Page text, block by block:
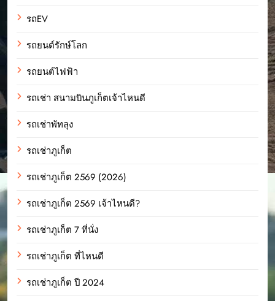
รถEV
รถยนต์รักษ์โลก
รถยนต์ไฟฟ้า
รถเช่า สนามบินภูเก็ตเจ้าไหนดี
รถเช่าพัทลุง
รถเช่าภูเก็ต
รถเช่าภูเก็ต 2569 (2026)
รถเช่าภูเก็ต 2569 เจ้าไหนดี?
รถเช่าภูเก็ต 7 ที่นั่ง
รถเช่าภูเก็ต ที่ไหนดี
รถเช่าภูเก็ต ปี 2024